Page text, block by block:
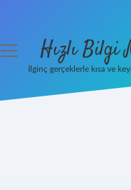
menüyüHızlı Bilgi
İlginç gerçeklerle kısa ve